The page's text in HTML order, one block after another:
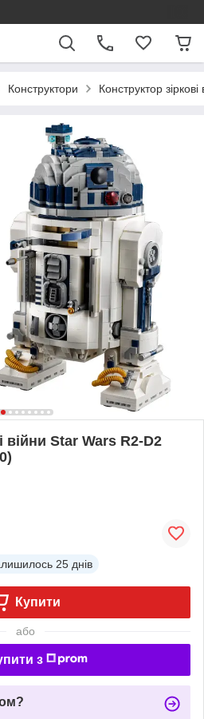
Конструктори Конструктор
війни Star Wars R2-D2
25 днів
Купити
або
з